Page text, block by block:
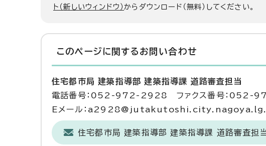
ト（新しいウィンドウ）からダウンロード（無料）してください。
このページに関する お問い合わせ
住宅都市局 建築指導部 建築指導課 道路審査担当
電話番号：052-972-2928 ファクス番号：052-
Eメール：
住宅都市局 建築指導部 建築指導課 道路審査担